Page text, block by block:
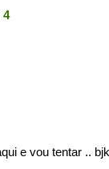
4
e vou tentar ..